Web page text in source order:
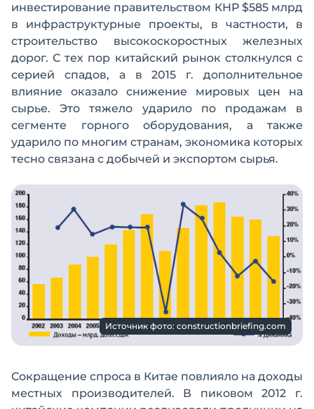
инвестирование правительством КНР $585 млрд
в инфраструктурные проекты, в частности, в
строительство высокоскоростных железных
дорог. С тех пор китайский рынок столкнулся с
серией спадов, а в 2015 г. дополнительное
влияние оказало снижение мировых цен на
сырье. Это тяжело ударило по продажам в
сегменте горного оборудования, а также
ударило по многим странам, экономика которых
тесно связана с добычей и экспортом сырья.
Источник фото: constructionbriefing.com
Сокращение спроса в Китае повлияло на доходы
местных производителей. В пиковом 2012 г.